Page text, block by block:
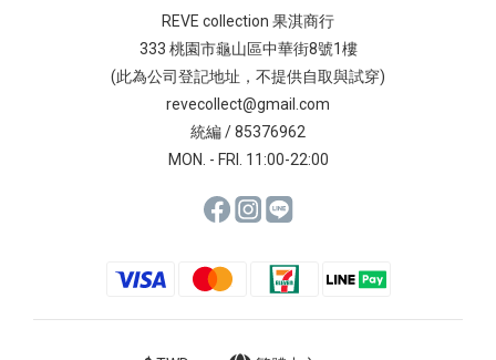
REVE collection 果淇商行
333 桃園市龜山區中華街8號1樓
(此為公司登記地址，不提供自取與試穿)
revecollect@gmail.com
統編 / 85376962
MON. - FRI. 11:00-22:00